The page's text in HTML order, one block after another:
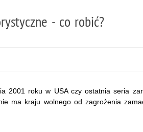
- co robić?
2001 roku w USA czy ostatnia seria
ma kraju wolnego od zagrożenia